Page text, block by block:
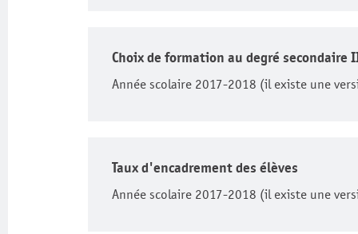
Choix de formation au degré secondaire
Année scolaire 2017-2018 (il existe une
Taux d'encadrement des élèves
Année scolaire 2017-2018 (il existe une